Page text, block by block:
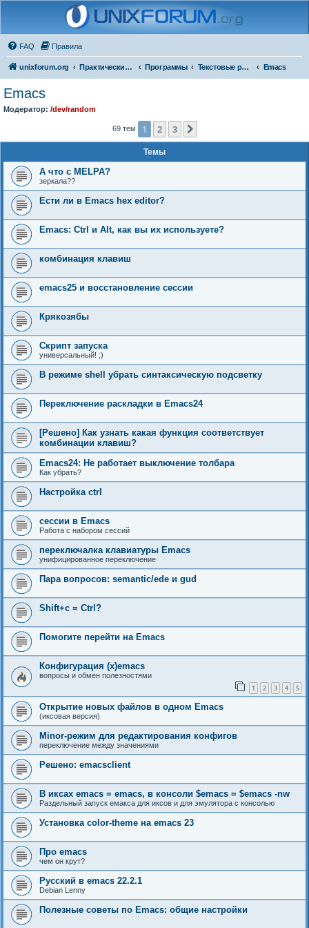
FAQ Правила
unixforum.org Практические вопросы Программы Текстовые редакторы Emacs
Emacs
Модератор: /dev/random
69 тем 1 2 3
Темы
А что с MELPA?
зеркала??
Ести ли в Emacs hex editor?
Emacs: Ctrl и Alt, как вы их используете?
комбинация клавиш
emacs25 и восстановление сессии
Крякозябы
Скрипт запуска
универсальный! ;)
В режиме shell убрать синтаксическую подсветку
Переключение раскладки в Emacs24
[Решено] Как узнать какая функция соответствует
комбинации клавиш?
Emacs24: Не работает выключение толбара
Как убрать?
Настройка ctrl
сессии в Emacs
Работа с набором сессий
переключалка клавиатуры Emacs
унифицированное переключение
Пара вопросов: semantic/ede и gud
Shift+c = Ctrl?
Помогите перейти на Emacs
Конфигурация (x)emacs
вопросы и обмен полезностями
1 2 3 4 5
Открытие новых файлов в одном Emacs
(иксовая версия)
Minor-режим для редактирования конфигов
переключение между значениями
Решено: emacsclient
В иксах emacs = emacs, в консоли $emacs = $emacs -nw
Раздельный запуск емакса для иксов и для эмулятора с консолью
Установка color-theme на emacs 23
Про emacs
чем он крут?
Русский в emacs 22.2.1
Debian Lenny
Полезные советы по Emacs: общие настройки